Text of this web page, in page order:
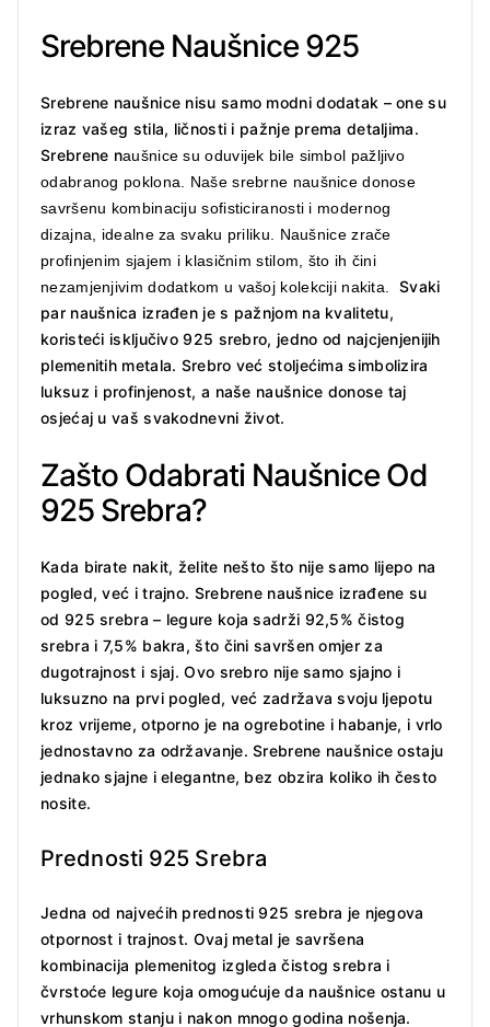
Srebrene Naušnice 925
Srebrene naušnice nisu samo modni dodatak – one su
izraz vašeg stila, ličnosti i pažnje prema detaljima.
Srebrene naušnice su oduvijek bile simbol pažljivo
odabranog poklona. Naše srebrne naušnice donose
savršenu kombinaciju sofisticiranosti i modernog
dizajna, idealne za svaku priliku. Naušnice zrače
profinjenim sjajem i klasičnim stilom, što ih čini
nezamjenjivim dodatkom u vašoj kolekciji nakita. Svaki
par naušnica izrađen je s pažnjom na kvalitetu,
koristeći isključivo 925 srebro, jedno od najcjenjenijih
plemenitih metala. Srebro već stoljećima simbolizira
luksuz i profinjenost, a naše naušnice donose taj
osjećaj u vaš svakodnevni život.
Zašto Odabrati Naušnice Od
925 Srebra?
Kada birate nakit, želite nešto što nije samo lijepo na
pogled, već i trajno. Srebrene naušnice izrađene su
od 925 srebra – legure koja sadrži 92,5% čistog
srebra i 7,5% bakra, što čini savršen omjer za
dugotrajnost i sjaj. Ovo srebro nije samo sjajno i
luksuzno na prvi pogled, već zadržava svoju ljepotu
kroz vrijeme, otporno je na ogrebotine i habanje, i vrlo
jednostavno za održavanje. Srebrene naušnice ostaju
jednako sjajne i elegantne, bez obzira koliko ih često
nosite.
Prednosti 925 Srebra
Jedna od najvećih prednosti 925 srebra je njegova
otpornost i trajnost. Ovaj metal je savršena
kombinacija plemenitog izgleda čistog srebra i
čvrstoće legure koja omogućuje da naušnice ostanu u
vrhunskom stanju i nakon mnogo godina nošenja.